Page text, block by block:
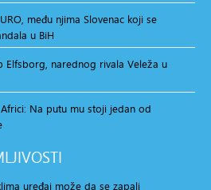
među njima Slovenac koji se
u BiH
Elfsborg, narednog rivala Veleža u
Na putu mu stoji jedan od
uređaj može da se zapali